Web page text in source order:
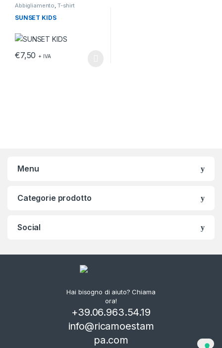
Abbigliamento T-shirt
SUNSET KIDS
€7,50 + IVA
Menu
Categorie prodotto
Social
Hai bisogno di aiuto? Chiama
ora!
+39.06.963.54.19
info@ricamoestam
pa.com